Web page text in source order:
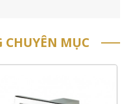
CHUYÊN MỤC